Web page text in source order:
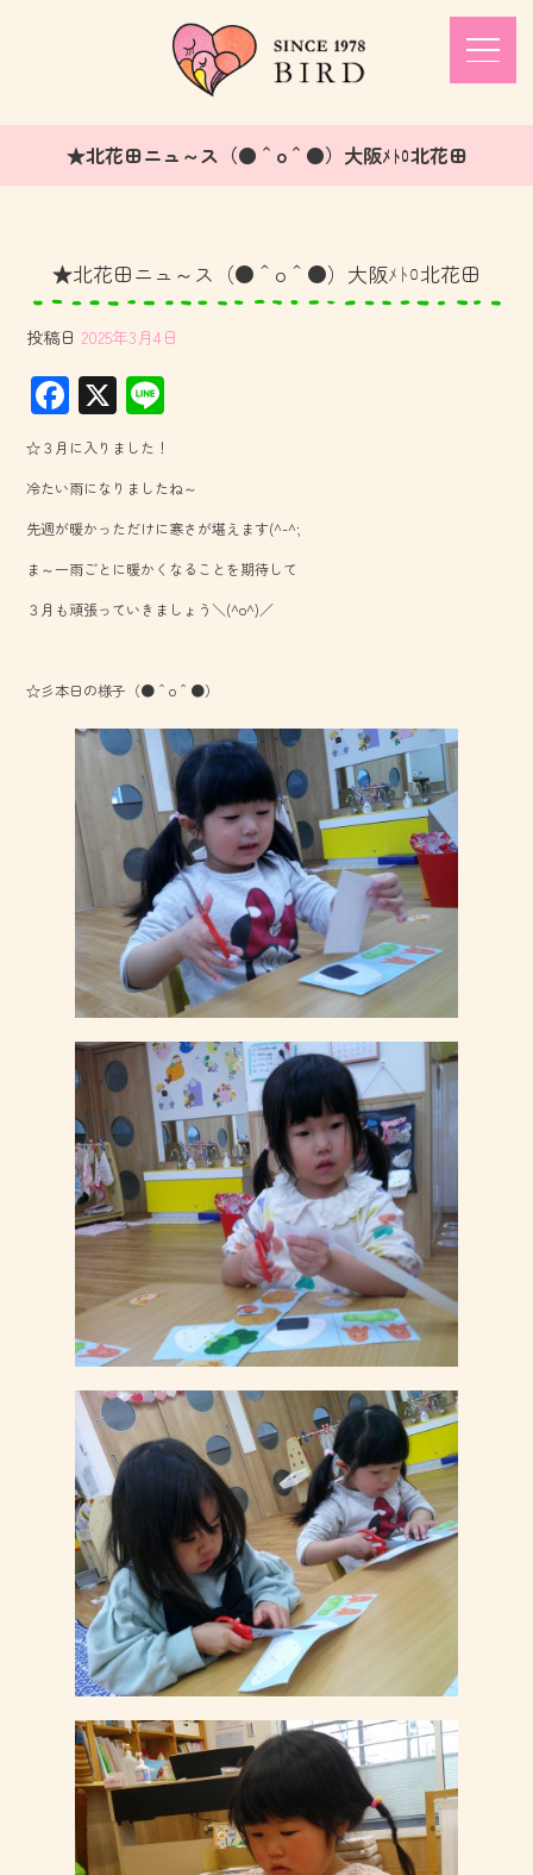
★北花田ニュ～ス（●＾o＾●）大阪ﾒﾄﾛ北花田
★北花田ニュ～ス（●＾o＾●）大阪ﾒﾄﾛ北花田
投稿日 2025年3月4日
F
ac
e
b
o
ok
X
☆３月に入りました！
冷たい雨になりましたね～
先週が暖かっただけに寒さが堪えます(^-^;
ま～一雨ごとに暖かくなることを期待して
３月も頑張っていきましょう＼(^o^)／
☆彡本日の様子（●＾o＾●）